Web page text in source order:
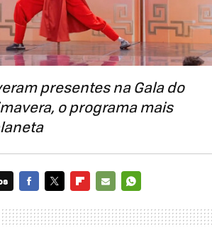
presentes na Gala do
o programa mais
MAIL